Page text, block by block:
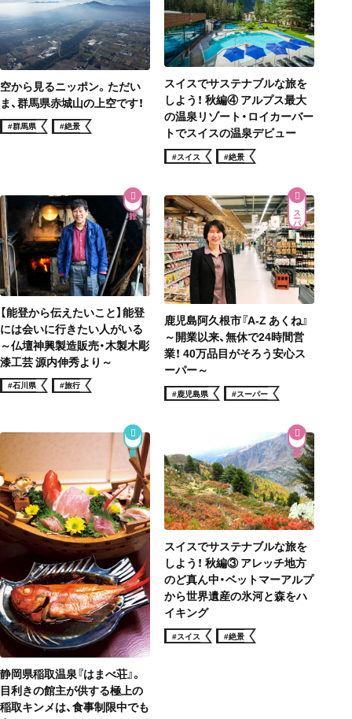
空から見るニッポン。ただい
ま、群馬県赤城山の上空です！
#群馬県 #絶景
スイスでサステナブルな旅を
しよう！ 秋編④ アルプス最大
の温泉リゾート・ロイカーバー
トでスイスの温泉デビュー
#スイス #絶景
【能登から伝えたいこと】能登
には会いに行きたい人がいる
～仏壇神興製造販売・木製木彫
漆工芸 源内伸秀より～
#石川県 #旅行
スーパー
鹿児島阿久根市『A-Z あくね』
～開業以来、無休で24時間営
業！ 40万品目がそろう安心ス
ーパー～
#鹿児島県 #スーパー
静岡県稲取温泉『はまべ荘』。
目利きの館主が供する極上の
稲取キンメは、食事制限中でも
スイスでサステナブルな旅を
しよう！ 秋編③ アレッチ地方
のど真ん中・ベットマーアルプ
から世界遺産の氷河と森をハ
イキング
#スイス #絶景